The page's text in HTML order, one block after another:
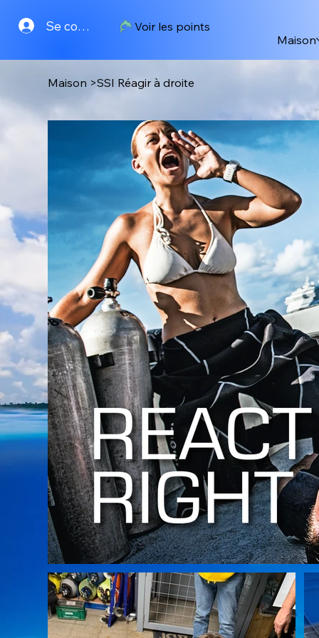
Se connecter
Voir les points
Maison
Maison >SSI Réagir à droite